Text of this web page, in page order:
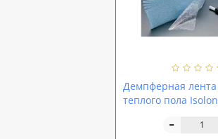
Демпферная лента
теплого пола